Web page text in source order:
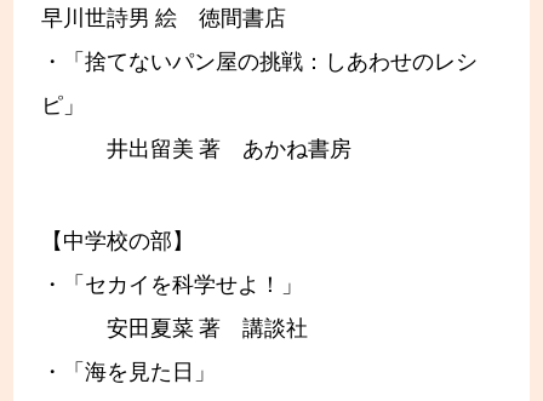
早川世詩男 絵 徳間書店
・「捨てないパン屋の挑戦：しあわせのレシ
ピ」
井出留美 著 あかね書房
【中学校の部】
・「セカイを科学せよ！」
安田夏菜 著 講談社
・「海を見た日」